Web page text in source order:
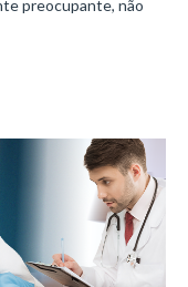
preocupante, não